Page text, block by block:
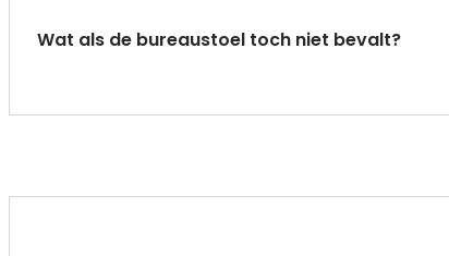
Wat als de bureaustoel toch niet bevalt?